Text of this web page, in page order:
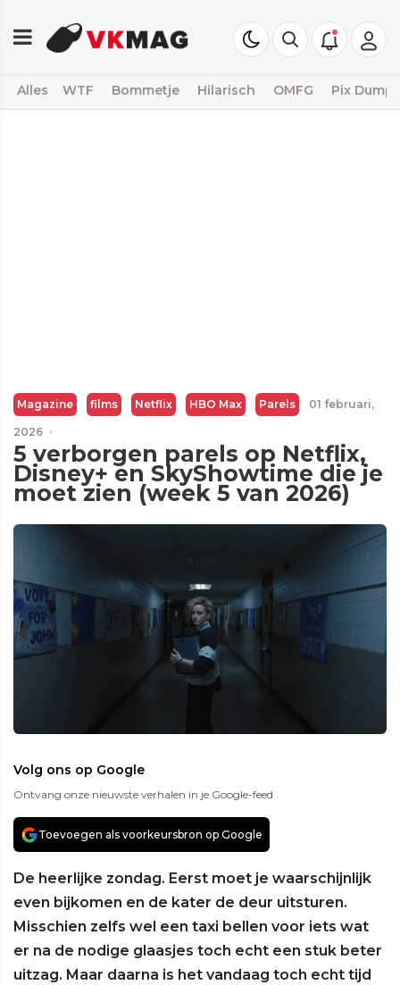
Alles WTF Bommetje Hilarisch OMFG Pix Dump
Magazine films Netflix HBO Max Parels 01 februari,
2026 ·
5 verborgen parels op Netflix,
Disney+ en SkyShowtime die je
moet zien (week 5 van 2026)
Volg ons op Google
Ontvang onze nieuwste verhalen in je Google-feed
Toevoegen als voorkeursbron op Google
De heerlijke zondag. Eerst moet je waarschijnlijk
even bijkomen en de kater de deur uitsturen.
Misschien zelfs wel een taxi bellen voor iets wat
er na de nodige glaasjes toch echt een stuk beter
uitzag. Maar daarna is het vandaag toch echt tijd